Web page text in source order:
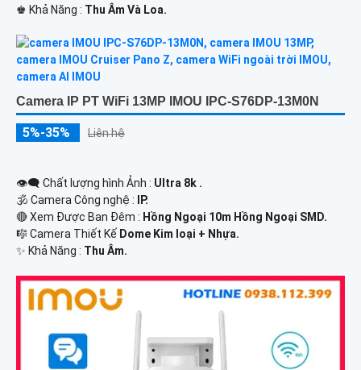
️♚ Khả Năng : Thu Âm Và Loa.
Camera IP PT WiFi 13MP IMOU IPC-S76DP-13M0N
5%-35% Liên hệ
👁️‍🗨 Chất lượng hình Ảnh : Ultra 8k .
🕉️ Camera Công nghệ :
IP.
🔴 Xem Được Ban Đêm : Hồng Ngoại 10m Hồng Ngoại SMD.
🎼️ Camera Thiết Kế Dome Kim loại + Nhựa.
️✨ Khả Năng : Thu Âm.